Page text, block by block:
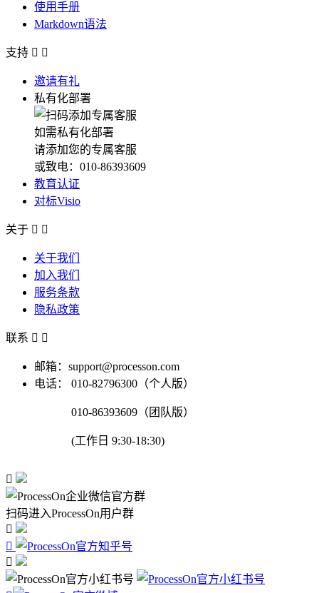
使用手册
Markdown语法
支持  
邀请有礼
私有化部署
如需私有化部署
请添加您的专属客服
或致电：010-86393609
教育认证
对标Visio
关于  
关于我们
加入我们
服务条款
隐私政策
联系  
邮箱：support@processon.com
电话：
010-82796300（个人版）
010-86393609（团队版）
(工作日 9:30-18:30)

扫码进入ProcessOn用户群


